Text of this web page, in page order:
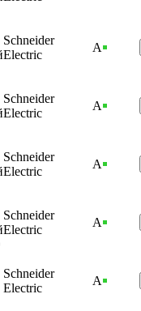
Schneider
Electric
А
Schneider
Electric
А
Schneider
Electric
А
Schneider
Electric
А
Schneider
Electric
А